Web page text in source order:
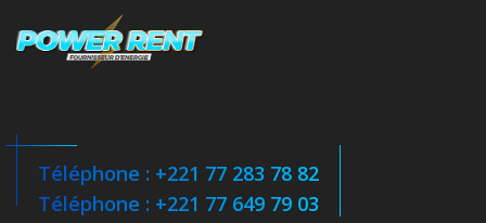
Téléphone : +221 77 283 78 82
Téléphone : +221 77 649 79 03